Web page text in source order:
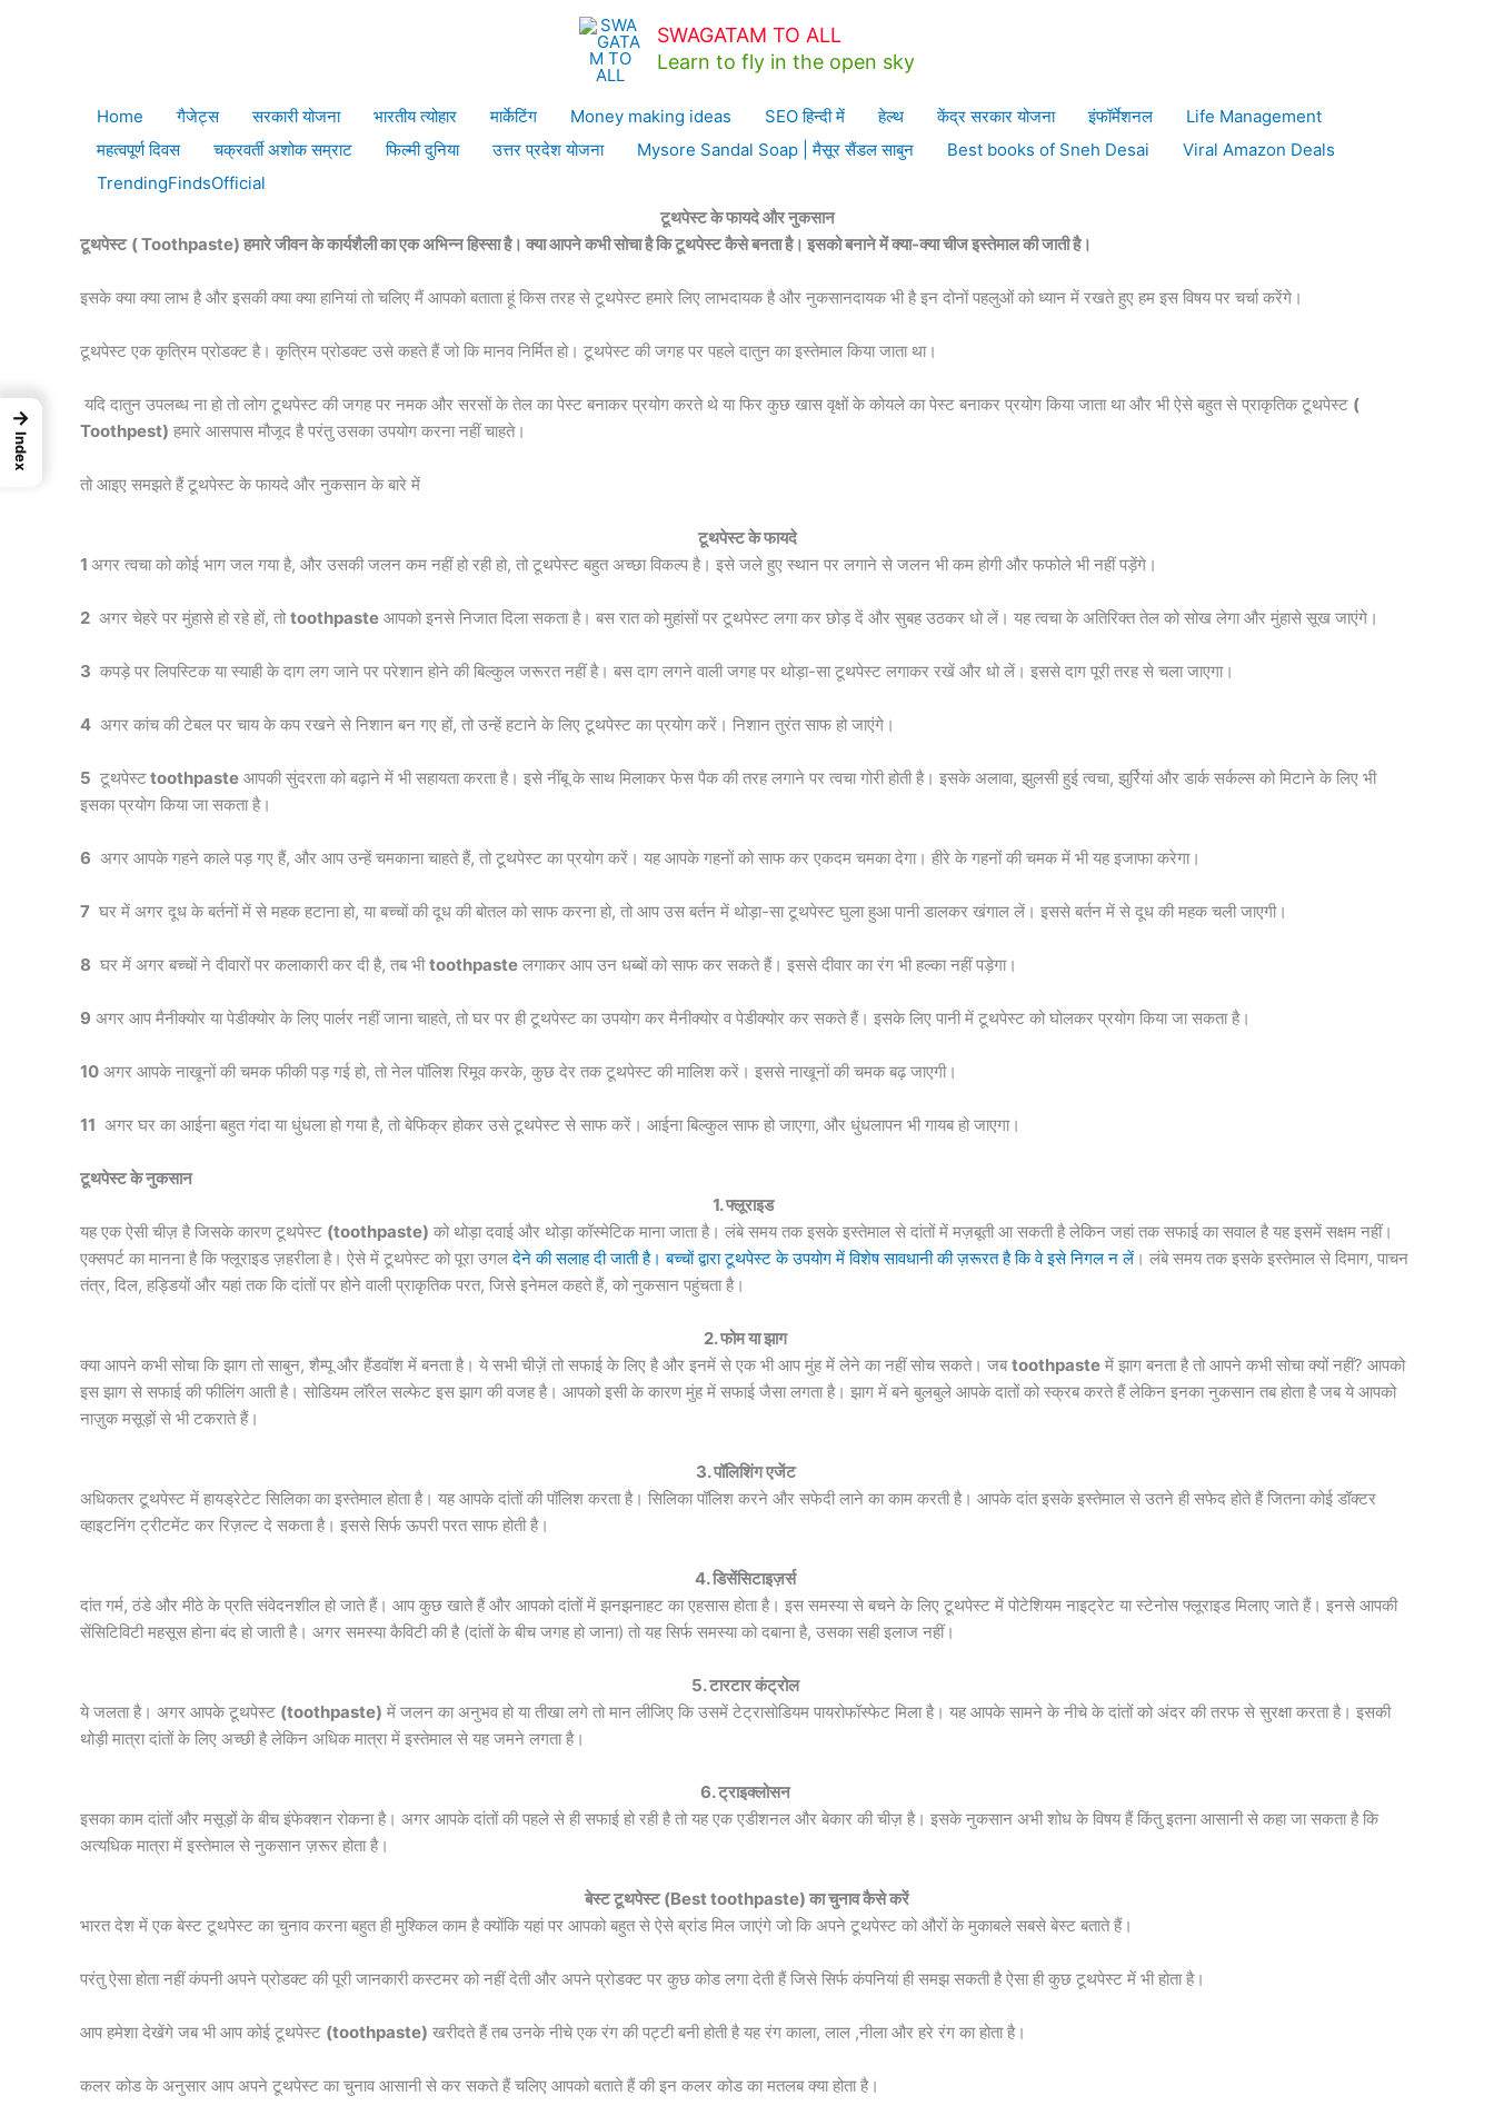
SWAGATAM TO ALL
Learn to fly in the open sky
Home गैजेट्स सरकारी योजना भारतीय त्योहार मार्केटिंग Money making ideas SEO हिन्दी में हेल्थ केंद्र सरकार योजना इंफॉर्मेशनल
Life Management
महत्वपूर्ण दिवस
चक्रवर्ती अशोक सम्राट फिल्मी दुनिया उत्तर प्रदेश योजना Mysore Sandal Soap | मैसूर सैंडल साबुन Best books of Sneh Desai
Viral Amazon Deals
TrendingFindsOfficial
Best Toothpaste |Disadvantages of the toothpaste |टूथपेस्ट
Best Toothpaste |Disadvantages of the toothpaste |टूथपेस्ट
Table of content
टूथपेस्ट के फायदे और नुकसान
टूथपेस्ट ( Toothpaste) हमारे जीवन के कार्यशैली का एक अभिन्न हिस्सा है। क्या आपने कभी सोचा है कि टूथपेस्ट कैसे बनता है। इसको बनाने में क्या-क्या चीज इस्तेमाल की जाती है।
इसके क्या क्या लाभ है और इसकी क्या क्या हानियां तो चलिए मैं आपको बताता हूं किस तरह से टूथपेस्ट हमारे लिए लाभदायक है और नुकसानदायक भी है इन दोनों पहलुओं को ध्यान में रखते हुए हम इस विषय पर चर्चा करेंगे।
टूथपेस्ट एक कृत्रिम प्रोडक्ट है। कृत्रिम प्रोडक्ट उसे कहते हैं जो कि मानव निर्मित हो। टूथपेस्ट की जगह पर पहले दातुन का इस्तेमाल किया जाता था।
यदि दातुन उपलब्ध ना हो तो लोग टूथपेस्ट की जगह पर नमक और सरसों के तेल का पेस्ट बनाकर प्रयोग करते थे या फिर कुछ खास वृक्षों के कोयले का पेस्ट बनाकर प्रयोग किया जाता था और भी ऐसे बहुत से प्राकृतिक टूथपेस्ट (
Toothpest) हमारे आसपास मौजूद है परंतु उसका उपयोग करना नहीं चाहते।
तो आइए समझते हैं टूथपेस्ट के फायदे और नुकसान के बारे में
टूथपेस्ट के फायदे
1 अगर त्वचा को कोई भाग जल गया है, और उसकी जलन कम नहीं हो रही हो, तो टूथपेस्ट बहुत अच्छा विकल्प है। इसे जले हुए स्थान पर लगाने से जलन भी कम होगी और फफोले भी नहीं पड़ेंगे।
2 अगर चेहरे पर मुंहासे हो रहे हों, तोtoothpaste आपको इनसे निजात दिला सकता है। बस रात को मुहांसों पर टूथपेस्ट लगा कर छोड़ दें और सुबह उठकर धो लें। यह त्वचा के अतिरिक्त तेल को सोख लेगा और मुंहासे सूख जाएंगे।
3 कपड़े पर लिपस्टिक या स्याही के दाग लग जाने पर परेशान होने की बिल्कुल जरूरत नहीं है। बस दाग लगने वाली जगह पर थोड़ा-सा टूथपेस्ट लगाकर रखें और धो लें। इससे दाग पूरी तरह से चला जाएगा।
4 अगर कांच की टेबल पर चाय के कप रखने से निशान बन गए हों, तो उन्हें हटाने के लिए टूथपेस्ट का प्रयोग करें। निशान तुरंत साफ हो जाएंगे।
5 टूथपेस्टtoothpaste आपकी सुंदरता को बढ़ाने में भी सहायता करता है। इसे नींबू के साथ मिलाकर फेस पैक की तरह लगाने पर त्वचा गोरी होती है। इसके अलावा, झुलसी हुई त्वचा, झुर्रियां और डार्क सर्कल्स को मिटाने के लिए भी
इसका प्रयोग किया जा सकता है।
6 अगर आपके गहने काले पड़ गए हैं, और आप उन्हें चमकाना चाहते हैं, तो टूथपेस्ट का प्रयोग करें। यह आपके गहनों को साफ कर एकदम चमका देगा। हीरे के गहनों की चमक में भी यह इजाफा करेगा।
7 घर में अगर दूध के बर्तनों में से महक हटाना हो, या बच्चों की दूध की बोतल को साफ करना हो, तो आप उस बर्तन में थोड़ा-सा टूथपेस्ट घुला हुआ पानी डालकर खंगाल लें। इससे बर्तन में से दूध की महक चली जाएगी।
8 घर में अगर बच्चों ने दीवारों पर कलाकारी कर दी है, तब भीtoothpaste लगाकर आप उन धब्बों को साफ कर सकते हैं। इससे दीवार का रंग भी हल्का नहीं पड़ेगा।
9 अगर आप मैनीक्योर या पेडीक्योर के लिए पार्लर नहीं जाना चाहते, तो घर पर ही टूथपेस्ट का उपयोग कर मैनीक्योर व पेडीक्योर कर सकते हैं। इसके लिए पानी में टूथपेस्ट को घोलकर प्रयोग किया जा सकता है।
10 अगर आपके नाखूनों की चमक फीकी पड़ गई हो, तो नेल पॉलिश रिमूव करके, कुछ देर तक टूथपेस्ट की मालिश करें। इससे नाखूनों की चमक बढ़ जाएगी।
11 अगर घर का आईना बहुत गंदा या धुंधला हो गया है, तो बेफिक्र होकर उसे टूथपेस्ट से साफ करें। आईना बिल्कुल साफ हो जाएगा, और धुंधलापन भी गायब हो जाएगा।
टूथपेस्ट के नुकसान
1. फ्लूराइड
यह एक ऐसी चीज़ है जिसके कारण टूथपेस्ट (toothpaste) को थोड़ा दवाई और थोड़ा कॉस्मेटिक माना जाता है। लंबे समय तक इसके इस्तेमाल से दांतों में मज़बूती आ सकती है लेकिन जहां तक सफाई का सवाल है यह इसमें सक्षम नहीं।
एक्सपर्ट का मानना है कि फ्लूराइड ज़हरीला है। ऐसे में टूथपेस्ट को पूरा उगलदेने की सलाह दी जाती है। बच्चों द्वारा टूथपेस्ट के उपयोग में विशेष सावधानी की ज़रूरत है कि वे इसे निगल न लें । लंबे समय तक इसके इस्तेमाल से दिमाग, पाचन
तंत्र, दिल, हड्डियों और यहां तक कि दांतों पर होने वाली प्राकृतिक परत, जिसे इनेमल कहते हैं, को नुकसान पहुंचता है।
2. फोम या झाग
क्या आपने कभी सोचा कि झाग तो साबुन, शैम्पू और हैंडवॉश में बनता है। ये सभी चीज़ें तो सफाई के लिए है और इनमें से एक भी आप मुंह में लेने का नहीं सोच सकते। जबtoothpaste में झाग बनता है तो आपने कभी सोचा क्यों नहीं? आपको
इस झाग से सफाई की फीलिंग आती है। सोडियम लॉरेल सल्फेट इस झाग की वजह है। आपको इसी के कारण मुंह में सफाई जैसा लगता है। झाग में बने बुलबुले आपके दातों को स्क्रब करते हैं लेकिन इनका नुकसान तब होता है जब ये आपको
नाज़ुक मसूड़ों से भी टकराते हैं।
3. पॉलिशिंग एजेंट
अधिकतर टूथपेस्ट में हायड्रेटेट सिलिका का इस्तेमाल होता है। यह आपके दांतों की पॉलिश करता है। सिलिका पॉलिश करने और सफेदी लाने का काम करती है। आपके दांत इसके इस्तेमाल से उतने ही सफेद होते हैं जितना कोई डॉक्टर
व्हाइटनिंग ट्रीटमेंट कर रिज़ल्ट दे सकता है। इससे सिर्फ ऊपरी परत साफ होती है।
4. डिसेंसिटाइज़र्स
दांत गर्म, ठंडे और मीठे के प्रति संवेदनशील हो जाते हैं। आप कुछ खाते हैं और आपको दांतों में झनझनाहट का एहसास होता है। इस समस्या से बचने के लिए टूथपेस्ट में पोटेशियम नाइट्रेट या स्टेनोस फ्लूराइड मिलाए जाते हैं। इनसे आपकी
सेंसिटिविटी महसूस होना बंद हो जाती है। अगर समस्या कैविटी की है (दांतों के बीच जगह हो जाना) तो यह सिर्फ समस्या को दबाना है, उसका सही इलाज नहीं।
5. टारटार कंट्रोल
ये जलता है। अगर आपके टूथपेस्ट (toothpaste) में जलन का अनुभव हो या तीखा लगे तो मान लीजिए कि उसमें टेट्रासोडियम पायरोफॉस्फेट मिला है। यह आपके सामने के नीचे के दांतों को अंदर की तरफ से सुरक्षा करता है। इसकी
थोड़ी मात्रा दांतों के लिए अच्छी है लेकिन अधिक मात्रा में इस्तेमाल से यह जमने लगता है।
6. ट्राइक्लोसन
इसका काम दांतों और मसूड़ों के बीच इंफेक्शन रोकना है। अगर आपके दांतों की पहले से ही सफाई हो रही है तो यह एक एडीशनल और बेकार की चीज़ है। इसके नुकसान अभी शोध के विषय हैं किंतु इतना आसानी से कहा जा सकता है कि
अत्यधिक मात्रा में इस्तेमाल से नुकसान ज़रूर होता है।
बेस्ट टूथपेस्ट (Best toothpaste) का चुनाव कैसे करें
भारत देश में एक बेस्ट टूथपेस्ट का चुनाव करना बहुत ही मुश्किल काम है क्योंकि यहां पर आपको बहुत से ऐसे ब्रांड मिल जाएंगे जो कि अपने टूथपेस्ट को औरों के मुकाबले सबसे बेस्ट बताते हैं।
परंतु ऐसा होता नहीं कंपनी अपने प्रोडक्ट की पूरी जानकारी कस्टमर को नहीं देती और अपने प्रोडक्ट पर कुछ कोड लगा देती हैं जिसे सिर्फ कंपनियां ही समझ सकती है ऐसा ही कुछ टूथपेस्ट में भी होता है।
आप हमेशा देखेंगे जब भी आप कोई टूथपेस्ट (toothpaste) खरीदते हैं तब उनके नीचे एक रंग की पट्टी बनी होती है यह रंग काला, लाल ,नीला और हरे रंग का होता है।
कलर कोड के अनुसार आप अपने टूथपेस्ट का चुनाव आसानी से कर सकते हैं चलिए आपको बताते हैं की इन कलर कोड का मतलब क्या होता है।
→
Index